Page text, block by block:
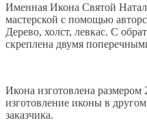
Именная Икона Святой
мастерской с помощью
Дерево, холст, левкас. С
скреплена двумя
Икона изготовлена
изготовление иконы в
заказчика.